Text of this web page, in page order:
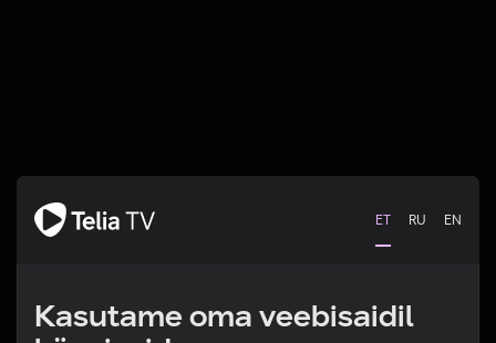
ET RU EN
Kasutame oma veebisaidil